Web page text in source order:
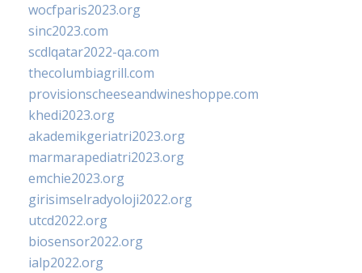
wocfparis2023.org
sinc2023.com
scdlqatar2022-qa.com
thecolumbiagrill.com
provisionscheeseandwineshoppe.com
khedi2023.org
akademikgeriatri2023.org
marmarapediatri2023.org
emchie2023.org
girisimselradyoloji2022.org
utcd2022.org
biosensor2022.org
ialp2022.org